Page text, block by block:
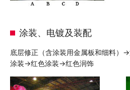
涂装、电镀及装配
底层修正（含涂装用金属板和细料）→
涂装→红色涂装→红色润饰